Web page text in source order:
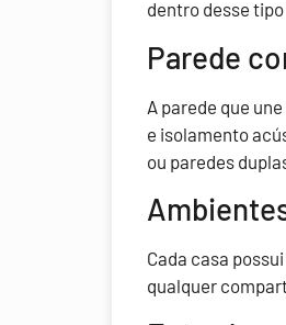
dentro desse
Parede
A parede que
e isolamento
ou paredes
Cada casa
qualquer